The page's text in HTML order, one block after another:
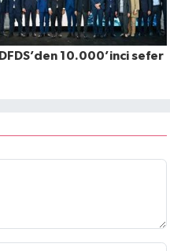
DFDS’den 10.000’inci sefer